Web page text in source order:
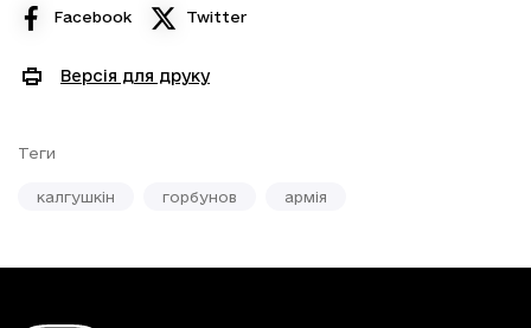
Facebook Twitter
Версія для друку
Теги
калгушкін горбунов армія